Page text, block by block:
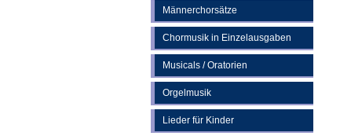
Männerchorsätze
Chormusik in Einzelausgaben
Musicals / Oratorien
Orgelmusik
Lieder für Kinder